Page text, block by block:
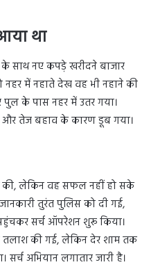
था
के साथ नए कपड़े खरीदने बाजार
नहर में नहाते देख वह भी नहाने की
पुल के पास नहर में उतर गया।
तेज बहाव के कारण डूब गया।
की, लेकिन वह सफल नहीं हो सके
तुरंत पुलिस को दी गई,
सर्च ऑपरेशन शुरू किया।
तलाश की गई, लेकिन देर शाम तक
सर्च अभियान लगातार जारी है।